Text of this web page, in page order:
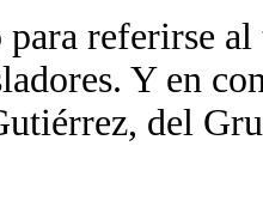
para referirse
Y en
del